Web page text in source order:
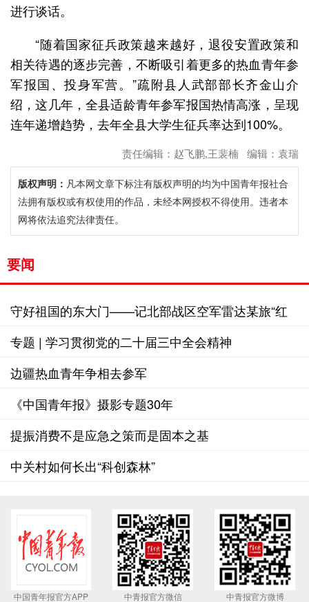
进行谈话。
“随着国家征兵政策越来越好，退役安置政策和
相关待遇的逐步完善，不断吸引着更多的热血青年参
军报国、投身军营。”疏附县人武部部长齐金山介
绍，这几年，全县适龄青年参军报国热情高涨，呈现
连年递增趋势，去年全县大学生征兵率达到100%。
责任编辑：赵飞鹏,王裴楠 编辑：袁瑞
版权声明： 凡本网文章下标注有版权声明的均为中国青年报社合
法拥有版权或有权使用的作品，未经本网授权不得使用。违者本
网将依法追究法律责任。
要闻
守好祖国的东大门——记北部战区空军雷达某旅“红
色前哨雷达站”
专题 | 学习贯彻党的二十届三中全会精神
边疆热血青年争相去参军
《中国青年报》摄影专题30年
提振消费不是应急之策而是固本之基
中关村如何长出“科创森林”
中国青年报官方APP 中青报官方微信 中青报官方微博